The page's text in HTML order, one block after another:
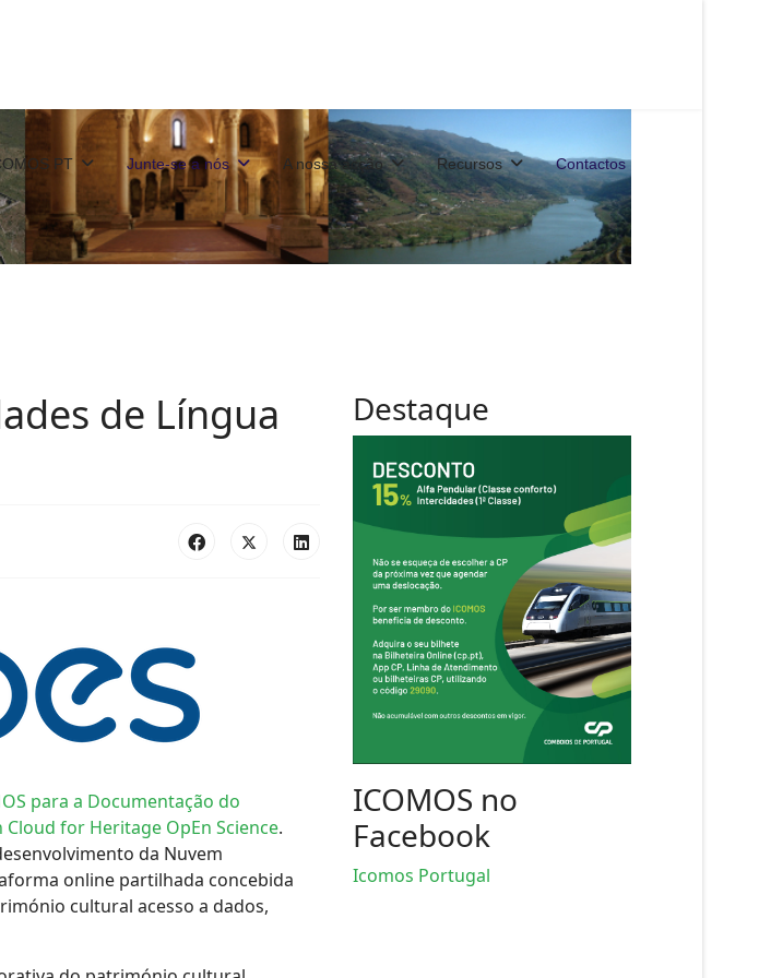
PT Junte-se a nós A nossa acção Recursos Contactos
de Língua
para a Documentação do
Cloud for Heritage OpEn Science.
da Nuvem
online partilhada concebida
cultural acesso a dados,
Destaque
ICOMOS no
Facebook
Icomos Portugal